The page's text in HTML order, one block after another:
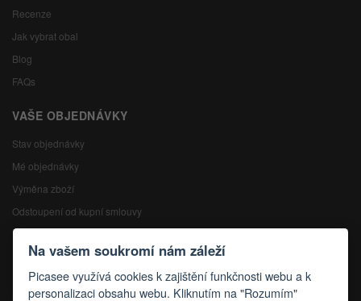
Recenze
Jak vybrat obal
Blog
FAQs
VAŠE OBJEDNÁVKY
Stav objednávky
Mé objednávky
Výměna zboží
Odstoupení od kupní smlouvy
Reklamace
Kontakty
Na vašem soukromí nám záleží
Picasee využívá cookies k zajištění funkčnosti webu a k
personalizaci obsahu webu. Kliknutím na "Rozumím"